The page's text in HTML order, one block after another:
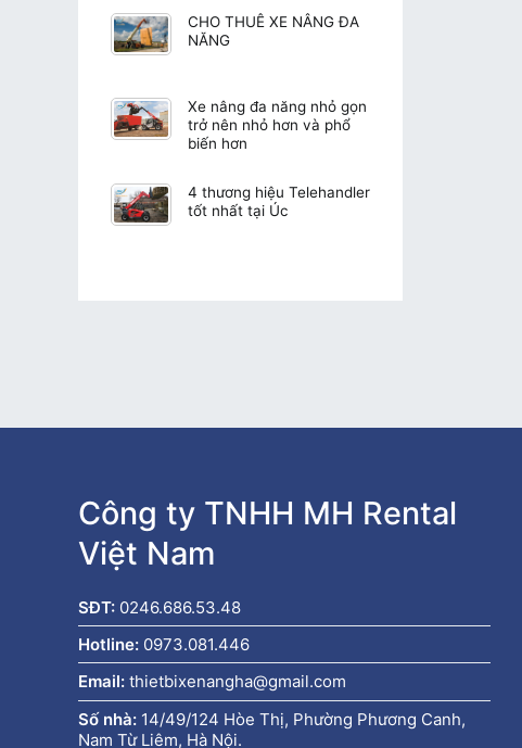
CHO THUÊ XE NÂNG ĐA
NĂNG
Xe nâng đa năng nhỏ gọn
trở nên nhỏ hơn và phổ
biến hơn
4 thương hiệu Telehandler
tốt nhất tại Úc
Công ty TNHH MH Rental
Việt Nam
SĐT: 0246.686.53.48
Hotline: 0973.081.446
Email: thietbixenangha@gmail.com
Số nhà: 14/49/124 Hòe Thị, Phường Phương Canh,
Nam Từ Liêm, Hà Nội.